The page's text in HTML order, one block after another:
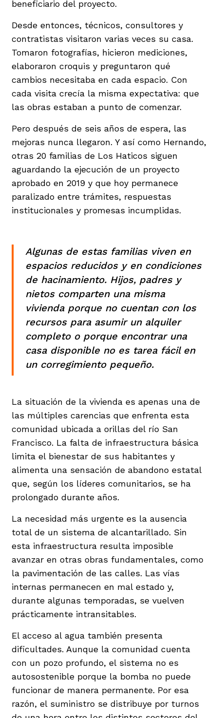
beneficiario del proyecto.
Desde entonces, técnicos, consultores y
contratistas visitaron varias veces su casa.
Tomaron fotografías, hicieron mediciones,
elaboraron croquis y preguntaron qué
cambios necesitaba en cada espacio. Con
cada visita crecía la misma expectativa: que
las obras estaban a punto de comenzar.
Pero después de seis años de espera, las
mejoras nunca llegaron. Y así como Hernando,
otras 20 familias de Los Haticos siguen
aguardando la ejecución de un proyecto
aprobado en 2019 y que hoy permanece
paralizado entre trámites, respuestas
institucionales y promesas incumplidas.
Algunas de estas familias viven en
espacios reducidos y en condiciones
de hacinamiento. Hijos, padres y
nietos comparten una misma
vivienda porque no cuentan con los
recursos para asumir un alquiler
completo o porque encontrar una
casa disponible no es tarea fácil en
un corregimiento pequeño.
La situación de la vivienda es apenas una de
las múltiples carencias que enfrenta esta
comunidad ubicada a orillas del río San
Francisco. La falta de infraestructura básica
limita el bienestar de sus habitantes y
alimenta una sensación de abandono estatal
que, según los líderes comunitarios, se ha
prolongado durante años.
La necesidad más urgente es la ausencia
total de un sistema de alcantarillado. Sin
esta infraestructura resulta imposible
avanzar en otras obras fundamentales, como
la pavimentación de las calles. Las vías
internas permanecen en mal estado y,
durante algunas temporadas, se vuelven
prácticamente intransitables.
El acceso al agua también presenta
dificultades. Aunque la comunidad cuenta
con un pozo profundo, el sistema no es
autosostenible porque la bomba no puede
funcionar de manera permanente. Por esa
razón, el suministro se distribuye por turnos